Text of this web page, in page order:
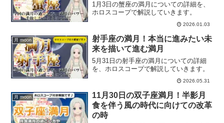
1月3日の蟹座の満月についての詳細を、
ホロスコープで解説していきます。
2026.01.03
月 moon
射手座の満月！本当に進みたい未
来を描いて進む満月
5月31日の射手座の満月についての詳細
を、ホロスコープで解説していきます。
2026.05.31
月 moon
11月30日の双子座満月！半影月
食を伴う風の時代に向けての改革
の時